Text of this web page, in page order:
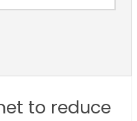
to reduce